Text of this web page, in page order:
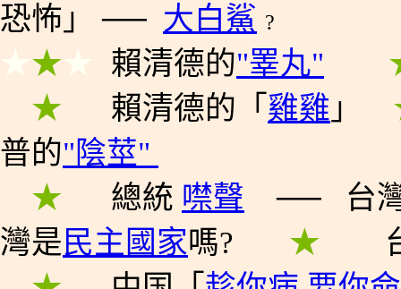
恐怖 」 ── 大白鯊 ?
★ 賴清德的"睪丸"
★ 賴清德的 「 雞雞 」
普的"陰莖"
★ 總統 噤聲 ──
台
灣是民主國家嗎? ★